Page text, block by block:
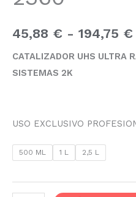
45,88 € - 194,75 €
CATALIZADOR UHS ULTRA
SISTEMAS 2K
USO EXCLUSIVO
500 ML 1 L 2,5 L